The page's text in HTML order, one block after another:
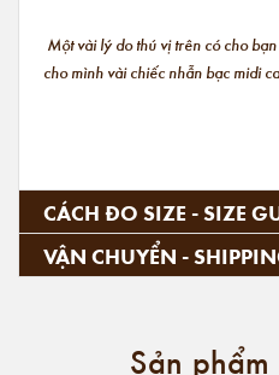
Một vài lý do thú vị trên có cho
cho mình vài chiếc nhẫn bạc midi
CÁCH ĐO SIZE - SIZE
VẬN CHUYỂN -
Sản